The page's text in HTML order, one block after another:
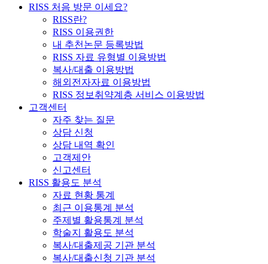
RISS 처음 방문 이세요?
RISS란?
RISS 이용권한
내 추천논문 등록방법
RISS 자료 유형별 이용방법
복사/대출 이용방법
해외전자자료 이용방법
RISS 정보취약계층 서비스 이용방법
고객센터
자주 찾는 질문
상담 신청
상담 내역 확인
고객제안
신고센터
RISS 활용도 분석
자료 현황 통계
최근 이용통계 분석
주제별 활용통계 분석
학술지 활용도 분석
복사/대출제공 기관 분석
복사/대출신청 기관 분석